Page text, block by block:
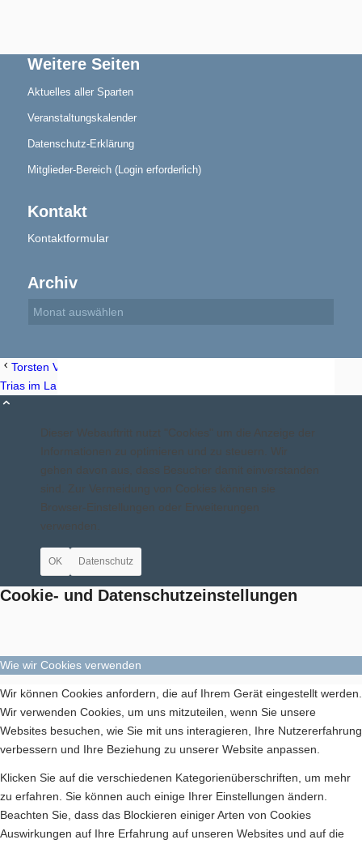
Geschichte
Triathlon
Blindensport
Termine/Training
Aktuelles
Weitere Seiten
Aktuelles aller Sparten
Veranstaltungskalender
Datenschutz-Erklärung
Mitglieder-Bereich (Login erforderlich)
Kontakt
Kontaktformular
Archiv
Torsten Völkel ist B-Trainer Langdistanz
Trias im Langlauf-Camp Oberstdorf
Dieser Webauftritt nutzt "Cookies" um die Anzeige der
Informationen zu optimieren und zu steuern. Wir
gehen davon aus, dass Besucher damit einverstanden
sind. Zur Vermeidung von Cookies können sie
Browser-Einstellungen oder Erweiterungen
verwenden.
OK Datenschutz
Cookie- und Datenschutzeinstellungen
Wie wir Cookies verwenden
Wir können Cookies anfordern, die auf Ihrem Gerät eingestellt werden.
Wir verwenden Cookies, um uns mitzuteilen, wenn Sie unsere
Websites besuchen, wie Sie mit uns interagieren, Ihre Nutzererfahrung
verbessern und Ihre Beziehung zu unserer Website anpassen.
Klicken Sie auf die verschiedenen Kategorienüberschriften, um mehr
zu erfahren. Sie können auch einige Ihrer Einstellungen ändern.
Beachten Sie, dass das Blockieren einiger Arten von Cookies
Auswirkungen auf Ihre Erfahrung auf unseren Websites und auf die